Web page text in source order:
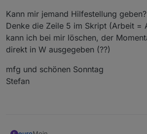
Kann mir jemand Hilfestellung geben?
Denke die Zeile 5 im Skript (Arbeit =
kann ich bei mir löschen, der
direkt in W ausgegeben (??)
mfg und schönen Sonntag
Stefan